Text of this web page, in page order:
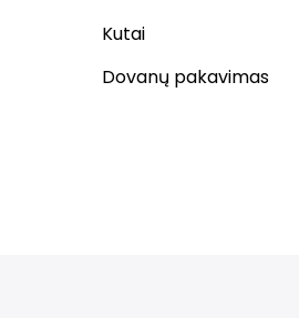
Kutai
Dovanų pakavimas